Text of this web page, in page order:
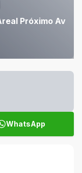
Próximo Av
WhatsApp